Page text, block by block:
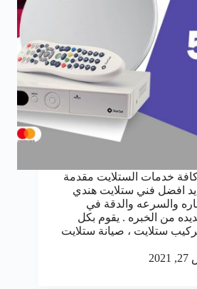
خدمات الستلايت مقدمة
افضل فني ستلايت هندي
والسرعه والدقة في
من الخبره . يقوم بكل
ستلايت ، صيانة ستلايت